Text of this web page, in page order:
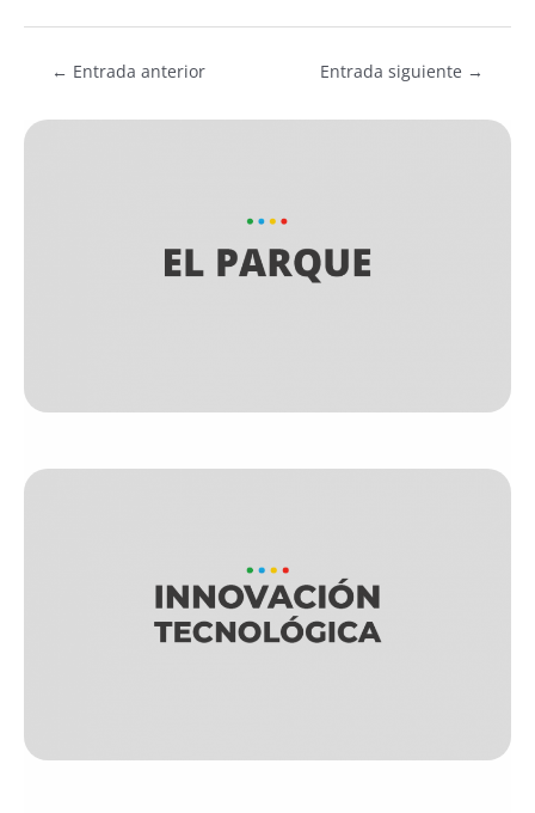
← Entrada anterior Entrada siguiente →